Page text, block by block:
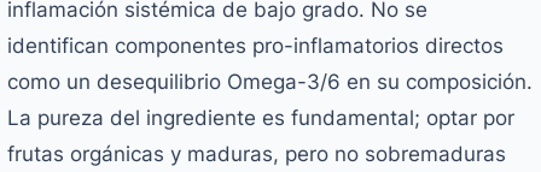
inflamación sistémica de bajo grado. No se
identifican componentes pro-inflamatorios directos
como un desequilibrio Omega-3/6 en su composición.
La pureza del ingrediente es fundamental; optar por
frutas orgánicas y maduras, pero no sobremaduras